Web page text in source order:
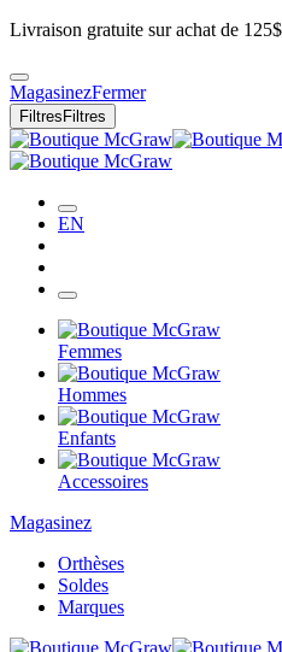
Livraison gratuite sur achat de
MagasinezFermer
Filtres Filtres
EN
Femmes
Hommes
Enfants
Accessoires
Magasinez
Orthèses
Soldes
Marques